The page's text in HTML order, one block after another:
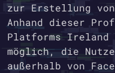
zur Erstellung
Anhand dieser
Platforms Ireland
möglich, die
außerhalb von